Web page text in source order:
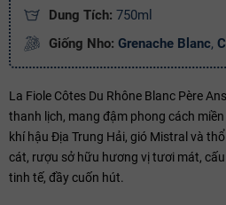
Dung Tích: 750ml
Giống Nho: Grenache Blanc,
La Fiole Côtes Du Rhône Blanc Père
thanh lịch, mang đậm phong cách
khí hậu Địa Trung Hải, gió Mistral và
cát, rượu sở hữu hương vị tươi mát,
tinh tế, đầy cuốn hút.